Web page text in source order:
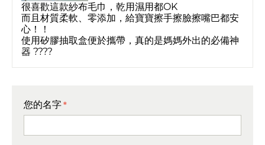
很喜歡這款紗布毛巾，乾用濕用都OK
而且材質柔軟、零添加，給寶寶擦手擦臉擦嘴巴都安
心！！
使用矽膠抽取盒便於攜帶，真的是媽媽外出的必備神
器 ????
您的名字